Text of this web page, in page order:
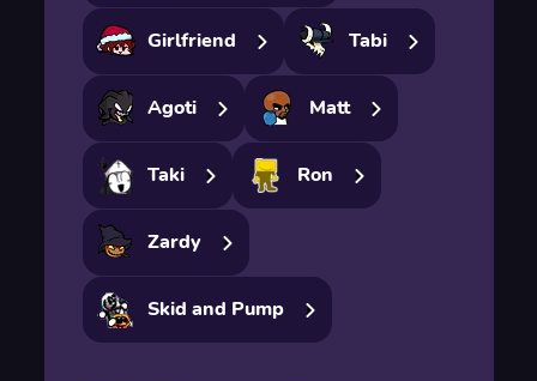
Girlfriend Tabi
Agoti Matt
Taki Ron
Zardy
Skid and Pump